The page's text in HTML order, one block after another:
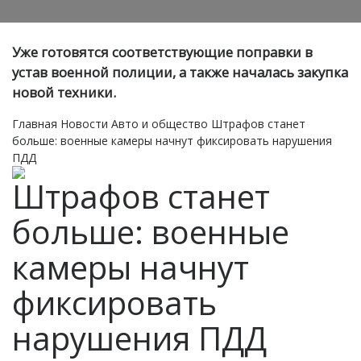
Уже готовятся соответствующие поправки в
устав военной полиции, а также началась закупка
новой техники.
Главная Новости Авто и общество Штрафов станет
больше: военные камеры начнут фиксировать нарушения
ПДД
Штрафов станет
больше: военные
камеры начнут
фиксировать
нарушения ПДД